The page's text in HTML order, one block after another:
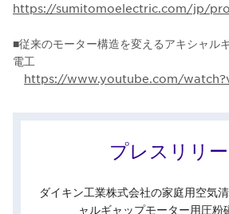
https://sumitomoelectric.com/jp/
■従来のモーター構造を変えるアキシャル
電工
https://www.youtube.com/
プレスリリ
ダイキン工業株式会社の家庭用空気
ャルギャップモーター用圧粉